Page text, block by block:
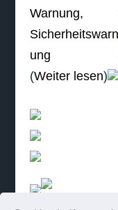
(Weiter lesen)